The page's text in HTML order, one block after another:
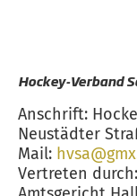
Hockey-Verband
Anschrift:
Neustädter
Mail:
Vertreten